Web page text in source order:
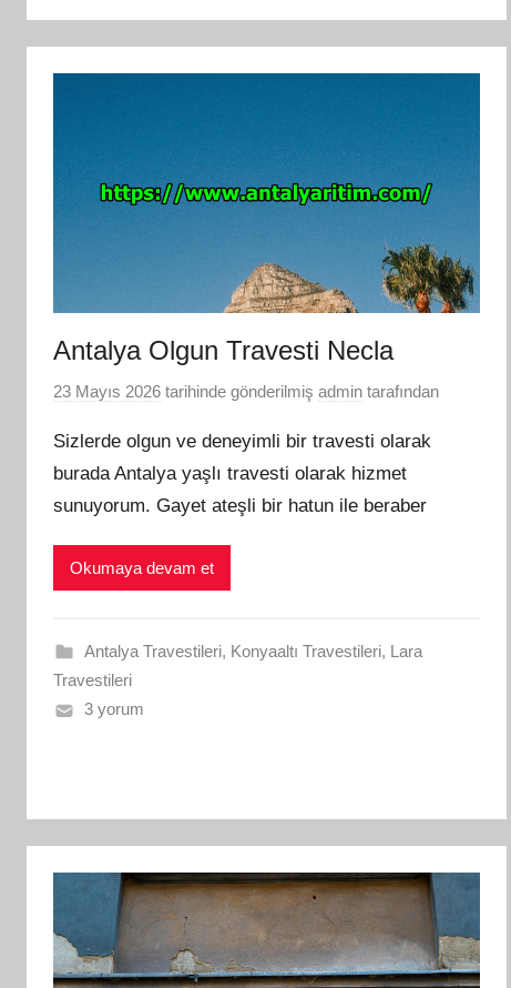
Antalya Olgun Travesti Necla
23 Mayıs 2026 tarihinde gönderilmiş admin tarafından
Sizlerde olgun ve deneyimli bir travesti olarak
burada Antalya yaşlı travesti olarak hizmet
sunuyorum. Gayet ateşli bir hatun ile beraber
Okumaya devam et
Antalya Travestileri, Konyaaltı Travestileri, Lara
Travestileri
3 yorum